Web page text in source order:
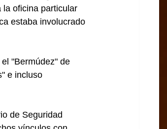
la oficina particular
estaba involucrado
"Bermúdez" de
e incluso
de Seguridad